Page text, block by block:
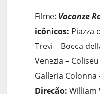
Filme: Vacanze
icônicos: Piazza
Trevi – Bocca
Venezia –
Galleria Colonna
Direção: William